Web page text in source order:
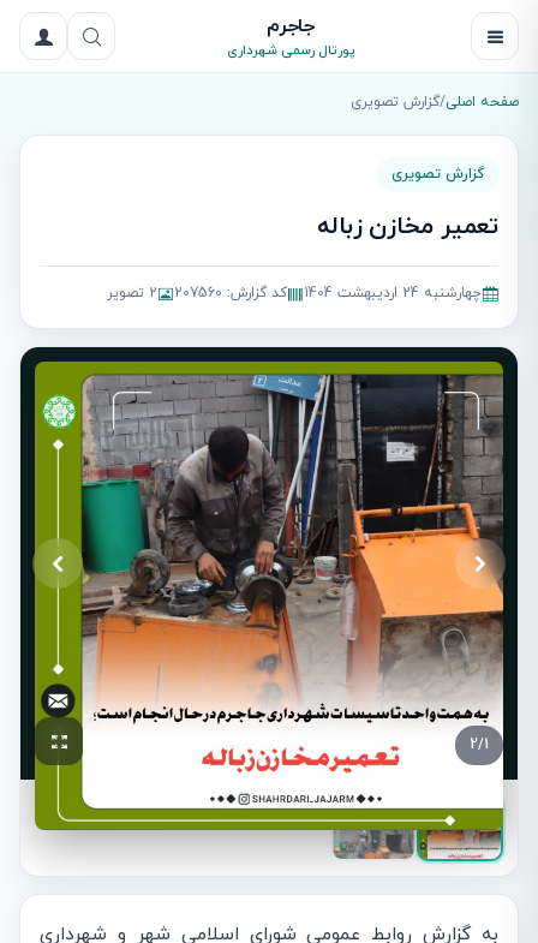
جاجرم
پورتال رسمی شهرداری
صفحه اصلی/گزارش تصویری
گزارش تصویری
تعمیر مخازن زباله
چهارشنبه 24 اردیبهشت 1404 کد گزارش: 207560 2 تصویر
1
/
2
به گزارش روابط عمومی شورای اسلامی شهر و شهرداری